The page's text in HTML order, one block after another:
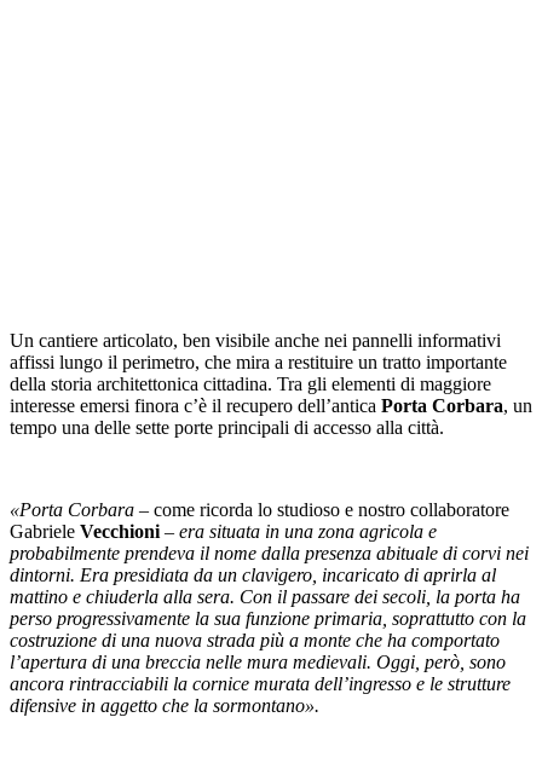
Un cantiere articolato, ben visibile anche nei pannelli informativi
affissi lungo il perimetro, che mira a restituire un tratto importante
della storia architettonica cittadina. Tra gli elementi di maggiore
interesse emersi finora c’è il recupero dell’antica Porta Corbara, un
tempo una delle sette porte principali di accesso alla città.
«Porta Corbara – come ricorda lo studioso e nostro collaboratore
Gabriele Vecchioni – era situata in una zona agricola e
probabilmente prendeva il nome dalla presenza abituale di corvi nei
dintorni. Era presidiata da un clavigero, incaricato di aprirla al
mattino e chiuderla alla sera. Con il passare dei secoli, la porta ha
perso progressivamente la sua funzione primaria, soprattutto con la
costruzione di una nuova strada più a monte che ha comportato
l’apertura di una breccia nelle mura medievali. Oggi, però, sono
ancora rintracciabili la cornice murata dell’ingresso e le strutture
difensive in aggetto che la sormontano».